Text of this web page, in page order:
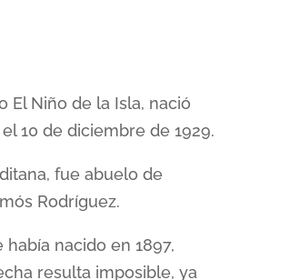
El Niño de la Isla, nació
10 de diciembre de 1929.
fue abuelo de
Rodríguez.
nacido en 1897,
resulta imposible, ya